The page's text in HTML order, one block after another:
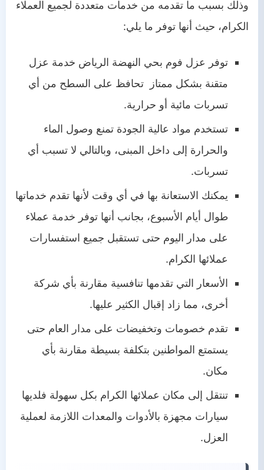
وذلك بسبب ما تقدمه من خدمات متعددة لجميع العملاء
الكرام، حيث أنها توفر ما يلي:
توفر عزل فوم بحي النهضة الرياض خدمة عزل
متقنة بشكل ممتاز تحافظ على السطح من أي
تسربات مائية أو حرارية.
تستخدم مواد عالية الجودة تمنع وصول الماء
والحرارة إلى داخل المبنى، وبالتالي لا تسبب أي
تسربات.
يمكنك الاستعانة بها في أي وقت لأنها تقدم خدماتها
طوال أيام الأسبوع، بجانب أنها توفر خدمة عملاء
على مدار اليوم حتى تستقبل جميع استفسارات
عملائها الكرام.
الأسعار التي تقدمها تنافسية مقارنة بأي شركة
أخرى، مما زاد إقبال الكثير عليها.
تقدم خصومات وتخفيضات على مدار العام حتى
يستمتع المواطنين بتكلفة بسيطة مقارنة بأي
مكان.
تنتقل إلى مكان عملائها الكرام بكل سهولة فلديها
سيارات مجهزة بالأدوات والمعدات اللازمة لعملية
العزل.